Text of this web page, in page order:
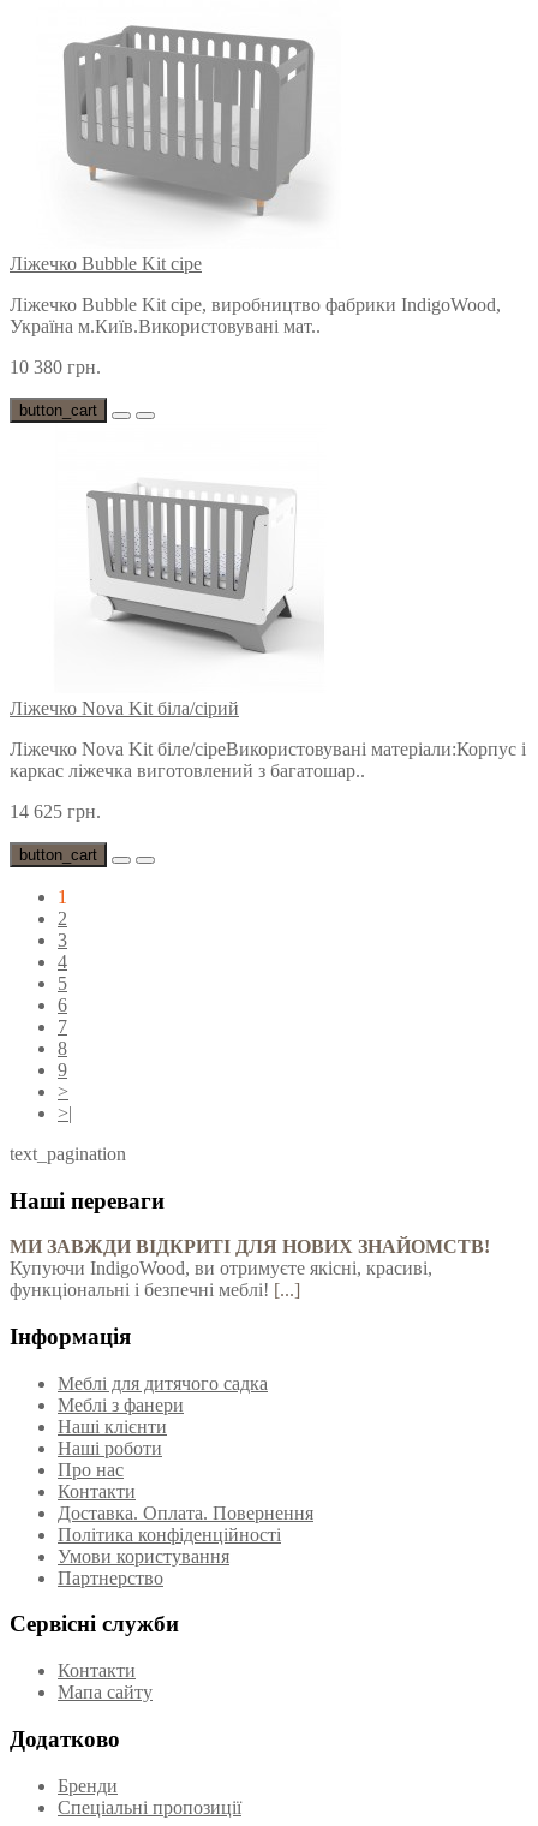
Ліжечко Bubble Kit сіре
Ліжечко Bubble Kit сіре, виробництво фабрики IndigoWood,
Україна м.Київ.Використовувані мат..
10 380 грн.
button_cart
Ліжечко Nova Kit біла/сірий
Ліжечко Nova Kit біле/сіреВикористовувані матеріали:Корпус і
каркас ліжечка виготовлений з багатошар..
14 625 грн.
button_cart
1
2
3
4
5
6
7
8
9
>
>|
text_pagination
Наші переваги
МИ ЗАВЖДИ ВІДКРИТІ ДЛЯ НОВИХ ЗНАЙОМСТВ!
Купуючи IndigoWood, ви отримуєте якісні, красиві,
функціональні і безпечні меблі! [...]
Інформація
Меблі для дитячого садка
Меблі з фанери
Наші клієнти
Наші роботи
Про нас
Контакти
Доставка. Оплата. Повернення
Політика конфіденційності
Умови користування
Партнерство
Сервісні служби
Контакти
Мапа сайту
Додатково
Бренди
Спеціальні пропозиції